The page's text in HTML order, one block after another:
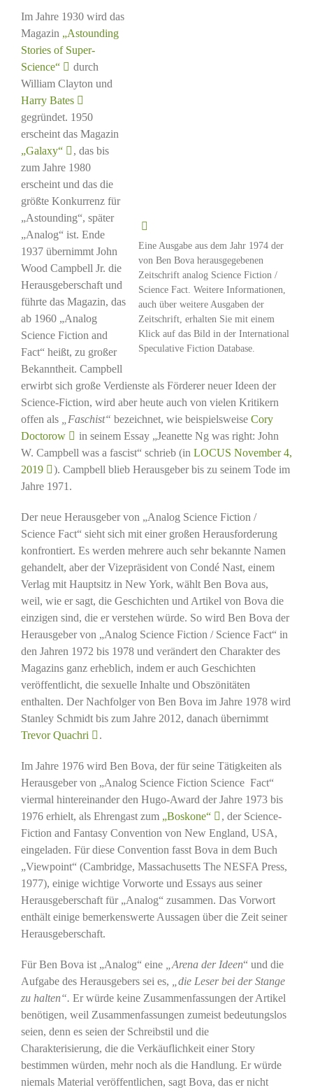
Eine Ausgabe aus dem Jahr 1974 der
von Ben Bova herausgegebenen
Zeitschrift analog Science Fiction /
Science Fact. Weitere Informationen,
auch über weitere Ausgaben der
Zeitschrift, erhalten Sie mit einem
Klick auf das Bild in der International
Speculative Fiction Database.
Im Jahre 1930 wird das
Magazin „Astounding
Stories of Super-
Science“
durch
William Clayton und
Harry Bates
gegründet. 1950
erscheint das Magazin
„Galaxy“
, das bis
zum Jahre 1980
erscheint und das die
größte Konkurrenz für
„Astounding“, später
„Analog“ ist. Ende
1937 übernimmt John
Wood Campbell Jr. die
Herausgeberschaft und
führte das Magazin, das
ab 1960 „Analog
Science Fiction and
Fact“ heißt, zu großer
Bekanntheit. Campbell
erwirbt sich große Verdienste als Förderer neuer Ideen der
Science-Fiction, wird aber heute auch von vielen Kritikern
offen als
„Faschist“ bezeichnet, wie beispielsweise Cory
Doctorow
in seinem Essay „Jeanette Ng was right: John
W. Campbell was a fascist“ schrieb (in LOCUS November 4,
2019
). Campbell blieb Herausgeber bis zu seinem Tode im
Jahre 1971.
Der neue Herausgeber von „Analog Science Fiction /
Science Fact“ sieht sich mit einer großen Herausforderung
konfrontiert. Es werden mehrere auch sehr bekannte Namen
gehandelt, aber der Vizepräsident von Condé Nast, einem
Verlag mit Hauptsitz in New York, wählt Ben Bova aus,
weil, wie er sagt, die Geschichten und Artikel von Bova die
einzigen sind, die er verstehen würde. So wird Ben Bova der
Herausgeber von „Analog Science Fiction / Science Fact“ in
den Jahren 1972 bis 1978 und verändert den Charakter des
Magazins ganz erheblich, indem er auch Geschichten
veröffentlicht, die sexuelle Inhalte und Obszönitäten
enthalten. Der Nachfolger von Ben Bova im Jahre 1978 wird
Stanley Schmidt bis zum Jahre 2012, danach übernimmt
Trevor Quachri
.
Im Jahre 1976 wird Ben Bova, der für seine Tätigkeiten als
Herausgeber von „Analog Science Fiction Science Fact“
viermal hintereinander den Hugo-Award der Jahre 1973 bis
1976 erhielt, als Ehrengast zum „Boskone“
, der Science-
Fiction and Fantasy Convention von New England, USA,
eingeladen. Für diese Convention fasst Bova in dem Buch
„Viewpoint“ (Cambridge, Massachusetts The NESFA Press,
1977), einige wichtige Vorworte und Essays aus seiner
Herausgeberschaft für „Analog“ zusammen. Das Vorwort
enthält einige bemerkenswerte Aussagen über die Zeit seiner
Herausgeberschaft.
Für Ben Bova ist „Analog“ eine „Arena der Ideen“ und die
Aufgabe des Herausgebers sei es,
„die Leser bei der Stange
zu halten“. Er würde keine Zusammenfassungen der Artikel
benötigen, weil Zusammenfassungen zumeist bedeutungslos
seien, denn es seien der Schreibstil und die
Charakterisierung, die die Verkäuflichkeit einer Story
bestimmen würden, mehr noch als die Handlung. Er würde
niemals Material veröffentlichen, sagt Bova, das er nicht